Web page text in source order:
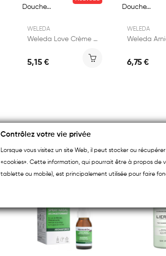
WELEDA
Weleda Love Crème de Douche 200ml
5,15 €
WELEDA
6,75 €
Nouveau
Contrôlez votre vie privée
Lorsque vous visitez un site Web, il peut stocker ou
«cookies». Cette information, qui pourrait être à propos de
tablette ou mobile), est principalement utilisée pour faire